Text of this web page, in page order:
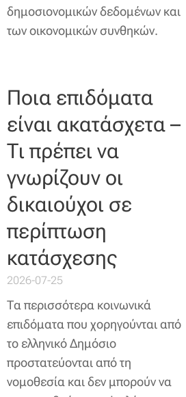
δημοσιονομικών δεδομένων και
των οικονομικών συνθηκών.
Ποια επιδόματα
είναι ακατάσχετα –
Τι πρέπει να
γνωρίζουν οι
δικαιούχοι σε
περίπτωση
κατάσχεσης
2026-07-25
Τα περισσότερα κοινωνικά
επιδόματα που χορηγούνται από
το ελληνικό Δημόσιο
προστατεύονται από τη
νομοθεσία και δεν μπορούν να